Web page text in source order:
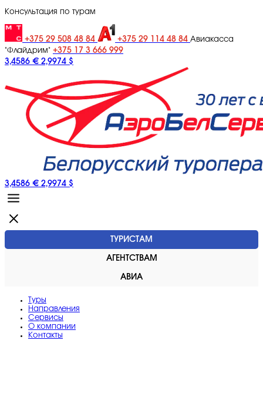
Консультация по турам
+375 29 508 48 84 +375 29 114 48 84 Авиакасса
"Флайдрим" +375 17 3 666 999
3,4586 € 2,9974 $
3,4586 € 2,9974 $
ТУРИСТАМ
АГЕНТСТВАМ
АВИА
Туры
Направления
Сервисы
O компании
Контакты